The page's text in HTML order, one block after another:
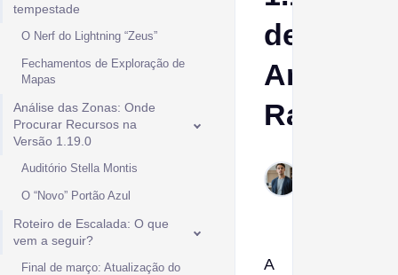
tempestade
O Nerf do Lightning “Zeus”
Fechamentos de Exploração de
Mapas
Análise das Zonas: Onde
Procurar Recursos na
Versão 1.19.0
Auditório Stella Montis
O “Novo” Portão Azul
Roteiro de Escalada: O que
vem a seguir?
Final de março: Atualização do
de
Arc
Raiders
A